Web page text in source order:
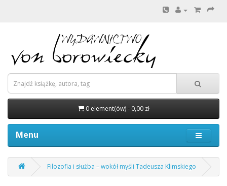
0 element(ów) - 0,00 zł
Menu
Filozofia i służba – wokół myśli Tadeusza Klimskiego